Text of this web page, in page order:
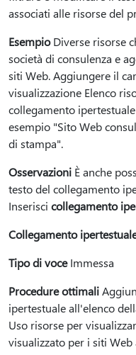
associati alle risorse del
EsempioDiverse risorse
società di consulenza e
siti Web. Aggiungere il
visualizzazione Elenco
collegamento
esempio "Sito Web
di stampa".
Osservazioni È anche
testo del collegamento
Inserisci collegamento
Collegamento
Tipo di voceImmessa
Procedure ottimali
ipertestuale all'elenco
Uso risorse per
visualizzato per i siti Web